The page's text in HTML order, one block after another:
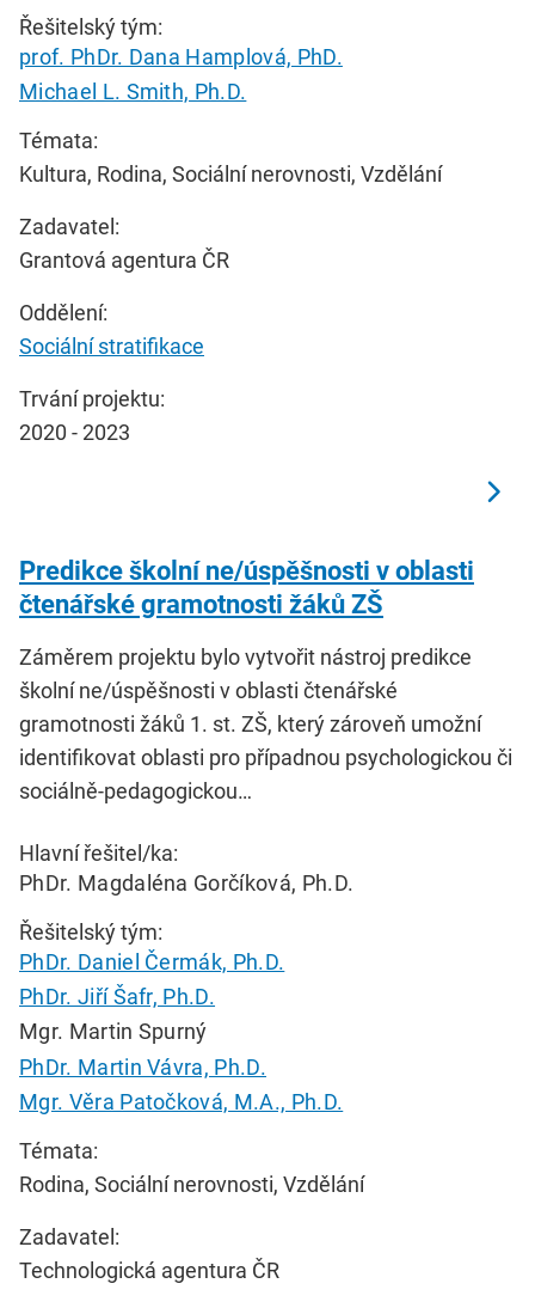
Řešitelský tým:
prof. PhDr. Dana Hamplová, PhD.
Michael L. Smith, Ph.D.
Témata:
Kultura, Rodina, Sociální nerovnosti, Vzdělání
Zadavatel:
Grantová agentura ČR
Oddělení:
Sociální stratifikace
Trvání projektu:
2020 - 2023
Predikce školní ne/úspěšnosti v oblasti
čtenářské gramotnosti žáků ZŠ
Záměrem projektu bylo vytvořit nástroj predikce
školní ne/úspěšnosti v oblasti čtenářské
gramotnosti žáků 1. st. ZŠ, který zároveň umožní
identifikovat oblasti pro případnou psychologickou či
sociálně-pedagogickou…
Hlavní řešitel/ka:
PhDr. Magdaléna Gorčíková, Ph.D.
Řešitelský tým:
PhDr. Daniel Čermák, Ph.D.
PhDr. Jiří Šafr, Ph.D.
Mgr. Martin Spurný
PhDr. Martin Vávra, Ph.D.
Mgr. Věra Patočková, M.A., Ph.D.
Témata:
Rodina, Sociální nerovnosti, Vzdělání
Zadavatel:
Technologická agentura ČR